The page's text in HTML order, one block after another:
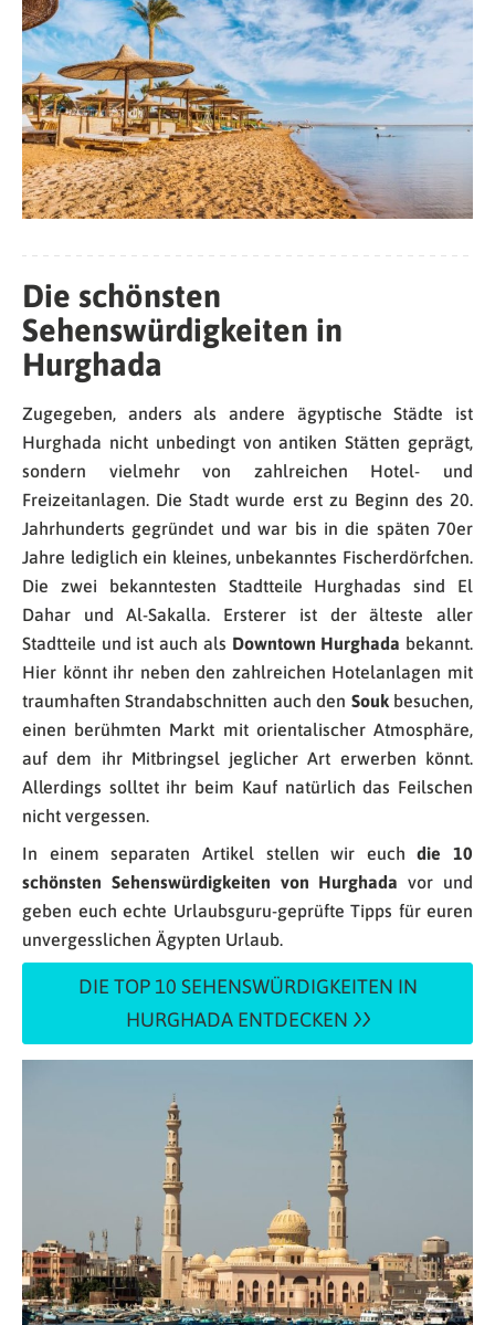
Die schönsten
Sehenswürdigkeiten in
Hurghada
Zugegeben, anders als andere ägyptische Städte ist
Hurghada nicht unbedingt von antiken Stätten geprägt,
sondern vielmehr von zahlreichen Hotel- und
Freizeitanlagen. Die Stadt wurde erst zu Beginn des 20.
Jahrhunderts gegründet und war bis in die späten 70er
Jahre lediglich ein kleines, unbekanntes Fischerdörfchen.
Die zwei bekanntesten Stadtteile Hurghadas sind El
Dahar und Al-Sakalla. Ersterer ist der älteste aller
Stadtteile und ist auch als Downtown Hurghada bekannt.
Hier könnt ihr neben den zahlreichen Hotelanlagen mit
traumhaften Strandabschnitten auch den Soukbesuchen,
einen berühmten Markt mit orientalischer Atmosphäre,
auf dem ihr Mitbringsel jeglicher Art erwerben könnt.
Allerdings solltet ihr beim Kauf natürlich das Feilschen
nicht vergessen.
In einem separaten Artikel stellen wir euchdie 10
schönsten Sehenswürdigkeiten von Hurghadavor und
geben euch echte Urlaubsguru-geprüfte Tipps für euren
unvergesslichen Ägypten Urlaub.
DIE TOP 10 SEHENSWÜRDIGKEITEN IN
HURGHADA ENTDECKEN